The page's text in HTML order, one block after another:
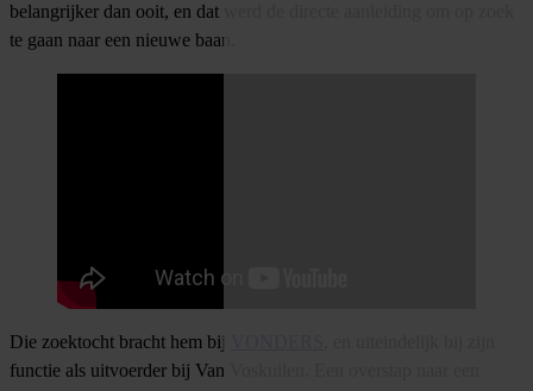
belangrijker dan ooit, en dat werd de directe aanleiding om op zoek
te gaan naar een nieuwe baan.
Die zoektocht bracht hem bij
functie als uitvoerder bij Van Voskuilen. Een overstap naar een